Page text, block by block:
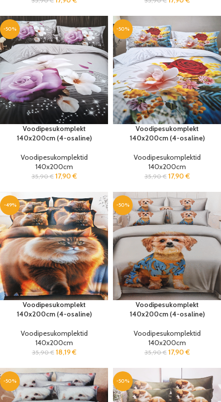
-50%
Voodipesukomplekt
140x200cm (4-osaline)
Voodipesukomplektid
140x200cm
35,90€ 17,90 €
-50%
Voodipesukomplekt
140x200cm (4-osaline)
Voodipesukomplektid
140x200cm
35,90€ 17,90 €
-49%
Voodipesukomplekt
140x200cm (4-osaline)
Voodipesukomplektid
140x200cm
35,90€ 18,19€
-50%
Voodipesukomplekt
140x200cm (4-osaline)
Voodipesukomplektid
140x200cm
35,90€ 17,90 €
-50% -50%